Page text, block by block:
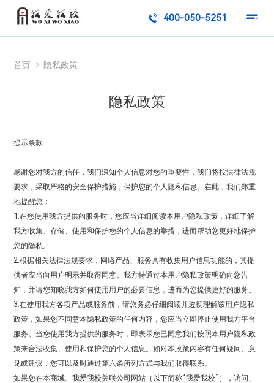
 400-050-5251 
首页  隐私政策
隐私政策
提示条款
感谢您对我方的信任，我们深知个人信息对您的重要性，我们将按法律法规
要求，采取严格的安全保护措施，保护您的个人隐私信息。在此，我们郑重
地提醒您：
1.在您使用我方提供的服务时，您应当详细阅读本用户隐私政策，详细了解
我方收集、存储、使用和保护您的个人信息的举措，进而帮助您更好地保护
您的隐私。
2.根据相关法律法规要求，网络产品、服务具有收集用户信息功能的，其提
供者应当向用户明示并取得同意。我方特通过本用户隐私政策明确向您告
知，并请您知晓我方如何使用用户的必要信息，进而为您提供更好的服务。
3.在使用我方各项产品或服务前，请您务必仔细阅读并透彻理解该用户隐私
政策，如果您不同意本隐私政策的任何内容，您应当立即停止使用我方平台
服务。当您使用我方提供的服务时，即表示您已同意我们按照本用户隐私政
策来合法收集、使用和保护您的个人信息。如对本政策内容有任何疑问、意
见或建议，您可以及时通过第六条所列方式与我们取得联系。
如果您在本商城、我爱我校关联公司网站（以下简称“我爱我校”），访问、